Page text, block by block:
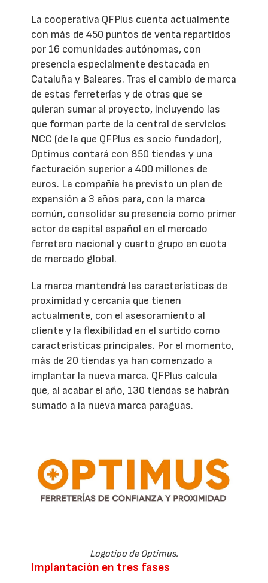
La cooperativa QFPlus cuenta actualmente
con más de 450 puntos de venta repartidos
por 16 comunidades autónomas, con
presencia especialmente destacada en
Cataluña y Baleares. Tras el cambio de marca
de estas ferreterías y de otras que se
quieran sumar al proyecto, incluyendo las
que forman parte de la central de servicios
NCC (de la que QFPlus es socio fundador),
Optimus contará con 850 tiendas y una
facturación superior a 400 millones de
euros. La compañía ha previsto un plan de
expansión a 3 años para, con la marca
común, consolidar su presencia como primer
actor de capital español en el mercado
ferretero nacional y cuarto grupo en cuota
de mercado global.
La marca mantendrá las características de
proximidad y cercanía que tienen
actualmente, con el asesoramiento al
cliente y la flexibilidad en el surtido como
características principales. Por el momento,
más de 20 tiendas ya han comenzado a
implantar la nueva marca. QFPlus calcula
que, al acabar el año, 130 tiendas se habrán
sumado a la nueva marca paraguas.
Logotipo de Optimus.
Implantación en tres fases